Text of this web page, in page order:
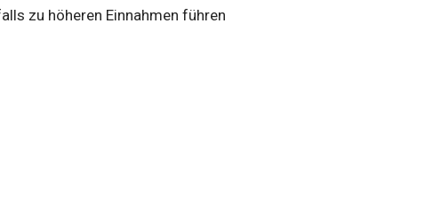
zu höheren Einnahmen führen